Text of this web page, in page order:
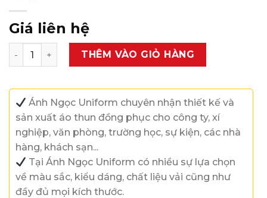
Giá liên hệ
Đồng phục áo thun xanh navy phối trắng sang trọng số
THÊM VÀO GIỎ HÀNG
Ánh Ngọc Uniform chuyên nhận thiết kế và
sản xuất áo thun đồng phục cho công ty, xí
nghiệp, văn phòng, trường học, sự kiện, các nhà
hàng, khách sạn...
Tại Ánh Ngọc Uniform có nhiều sự lựa chọn
về màu sắc, kiểu dáng, chất liệu vải cũng như
đầy đủ mọi kích thước.